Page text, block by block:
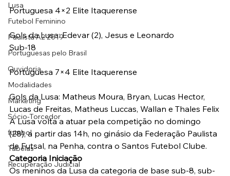
Lusa
Futebol Feminino
Paulista A2 2019
Portuguesas pelo Brasil
Ouvidoria
Modalidades
Marketing
Sócio-Torcedor
futebol
Tabelas
Recuperação Judicial
Portuguesa 4×2 Elite Itaquerense
Gols da Lusa: Edevar (2), Jesus e Leonardo
Sub-18
Portuguesa 7×4 Elite Itaquerense
Gols da Lusa: Matheus Moura, Bryan, Lucas Hector,
Lucas de Freitas, Matheus Luccas, Wallan e Thales Felix
A Lusa volta a atuar pela competição no domingo
(28), a partir das 14h, no ginásio da Federação Paulista
de Futsal, na Penha, contra o Santos Futebol Clube.
Categoria Iniciação
Os meninos da Lusa da categoria de base sub-8, sub-